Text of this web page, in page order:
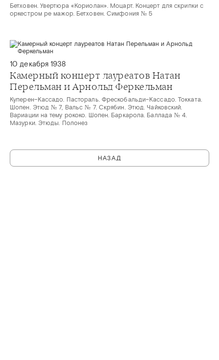
Бетховен. Увертюра «Кориолан». Моцарт. Концерт для скрипки с
оркестром ре мажор. Бетховен. Симфония № 5
10 декабря 1938
Камерный концерт лауреатов Натан
Перельман и Арнольд Феркельман
Куперен–Кассадо. Пастораль. Фрескобальди–Кассадо. Токката.
Шопен. Этюд № 7, Вальс № 7. Скрябин. Этюд. Чайковский.
Вариации на тему рококо. Шопен. Баркарола. Баллада № 4.
Мазурки. Этюды. Полонез
НАЗАД